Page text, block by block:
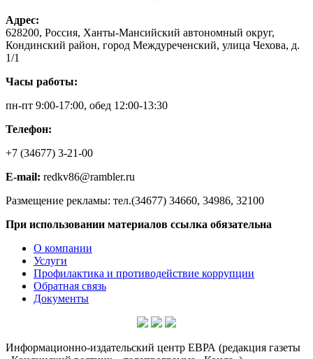
Адрес:
628200, Россия, Ханты-Мансийский автономный округ,
Кондинский район, город Междуреченский, улица Чехова, д.
1/1
Часы работы:
пн-пт 9:00-17:00, обед 12:00-13:30
Телефон:
+7 (34677) 3-21-00
E-mail: redkv86@rambler.ru
Размещение рекламы: тел.(34677) 34660, 34986, 32100
При использовании материалов ссылка обязательна
О компании
Услуги
Профилактика и противодействие коррупции
Обратная связь
Документы
Информационно-издательский центр ЕВРА (редакция газеты